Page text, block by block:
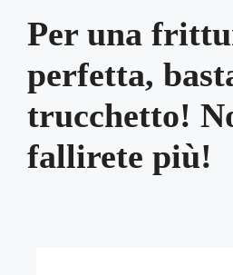
Per una
perfetta,
trucchetto!
fallirete più!